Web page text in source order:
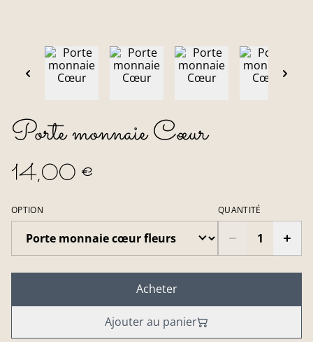
Porte monnaie Cœur
14,00 €
OPTION QUANTITÉ
Acheter
Ajouter au panier